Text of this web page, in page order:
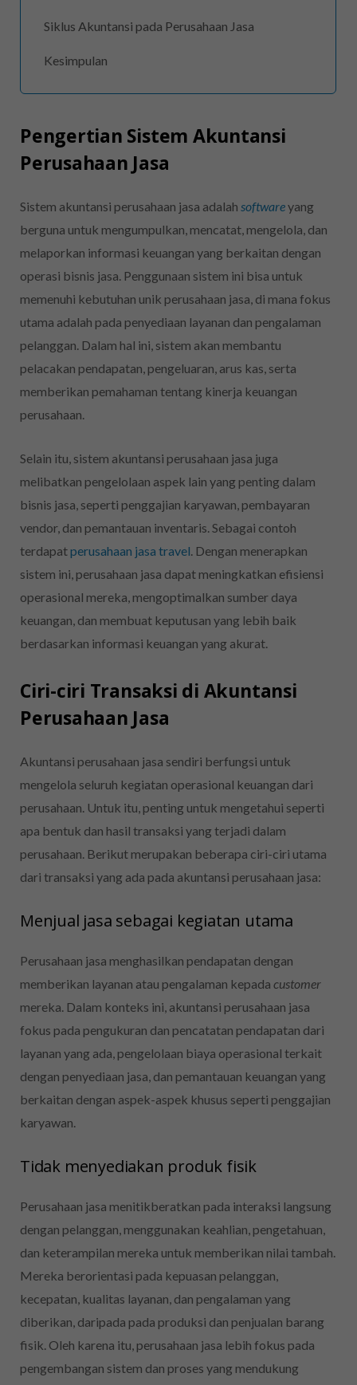
Siklus Akuntansi pada Perusahaan Jasa
Kesimpulan
Pengertian Sistem Akuntansi
Perusahaan Jasa
Sistem akuntansi perusahaan jasa adalah softwareyang
berguna untuk mengumpulkan, mencatat, mengelola, dan
melaporkan informasi keuangan yang berkaitan dengan
operasi bisnis jasa. Penggunaan sistem ini bisa untuk
memenuhi kebutuhan unik perusahaan jasa, di mana fokus
utama adalah pada penyediaan layanan dan pengalaman
pelanggan. Dalam hal ini, sistem akan membantu
pelacakan pendapatan, pengeluaran, arus kas, serta
memberikan pemahaman tentang kinerja keuangan
perusahaan.
Selain itu, sistem akuntansi perusahaan jasa juga
melibatkan pengelolaan aspek lain yang penting dalam
bisnis jasa, seperti penggajian karyawan, pembayaran
vendor, dan pemantauan inventaris. Sebagai contoh
terdapatperusahaan jasa travel. Dengan menerapkan
sistem ini, perusahaan jasa dapat meningkatkan efisiensi
operasional mereka, mengoptimalkan sumber daya
keuangan, dan membuat keputusan yang lebih baik
berdasarkan informasi keuangan yang akurat.
Ciri-ciri Transaksi di Akuntansi
Perusahaan Jasa
Akuntansi perusahaan jasa sendiri berfungsi untuk
mengelola seluruh kegiatan operasional keuangan dari
perusahaan. Untuk itu, penting untuk mengetahui seperti
apa bentuk dan hasil transaksi yang terjadi dalam
perusahaan. Berikut merupakan beberapa ciri-ciri utama
dari transaksi yang ada pada akuntansi perusahaan jasa:
Menjual jasa sebagai kegiatan utama
Perusahaan jasa menghasilkan pendapatan dengan
memberikan layanan atau pengalaman kepada customer
mereka. Dalam konteks ini, akuntansi perusahaan jasa
fokus pada pengukuran dan pencatatan pendapatan dari
layanan yang ada, pengelolaan biaya operasional terkait
dengan penyediaan jasa, dan pemantauan keuangan yang
berkaitan dengan aspek-aspek khusus seperti penggajian
karyawan.
Tidak menyediakan produk fisik
Perusahaan jasa menitikberatkan pada interaksi langsung
dengan pelanggan, menggunakan keahlian, pengetahuan,
dan keterampilan mereka untuk memberikan nilai tambah.
Mereka berorientasi pada kepuasan pelanggan,
kecepatan, kualitas layanan, dan pengalaman yang
diberikan, daripada pada produksi dan penjualan barang
fisik. Oleh karena itu, perusahaan jasa lebih fokus pada
pengembangan sistem dan proses yang mendukung